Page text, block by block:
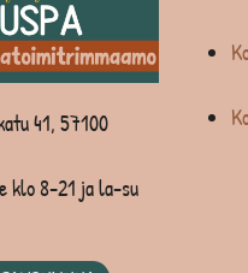
41, 57100
klo 8-21 ja la-su